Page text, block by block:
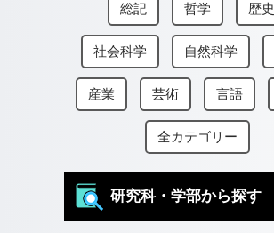
総記 哲学 歴史
社会科学 自然科学
産業 芸術 言語
全カテゴリー
研究科・学部から探す